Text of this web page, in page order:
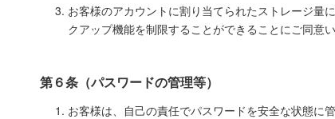
お客様のアカウントに割り当てられたストレージ量
クアップ機能を制限することができることにご同意
第６条（パスワードの管理等）
お客様は、自己の責任でパスワードを安全な状態に